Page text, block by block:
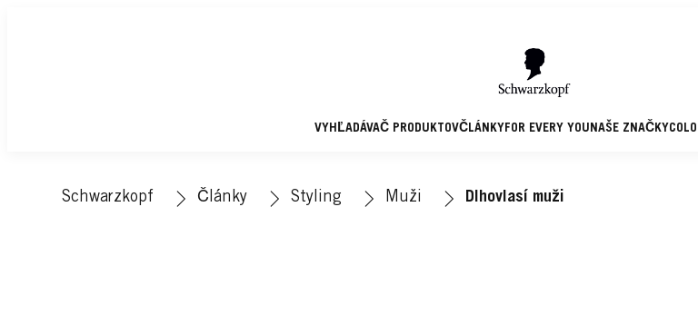
VYHĽADÁVAČ PRODUKTOVČLÁNKYFOR EVERY YOUNAŠE ZNAČKY
Schwarzkopf Články Styling Muži Dlhovlasí muži